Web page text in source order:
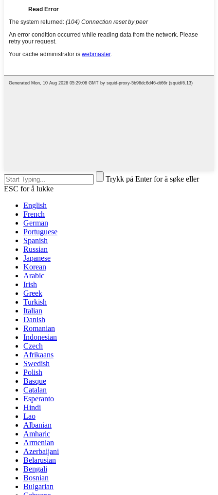
Trykk på Enter for å søke eller
ESC for å lukke
English
French
German
Portuguese
Spanish
Russian
Japanese
Korean
Arabic
Irish
Greek
Turkish
Italian
Danish
Romanian
Indonesian
Czech
Afrikaans
Swedish
Polish
Basque
Catalan
Esperanto
Hindi
Lao
Albanian
Amharic
Armenian
Azerbaijani
Belarusian
Bengali
Bosnian
Bulgarian